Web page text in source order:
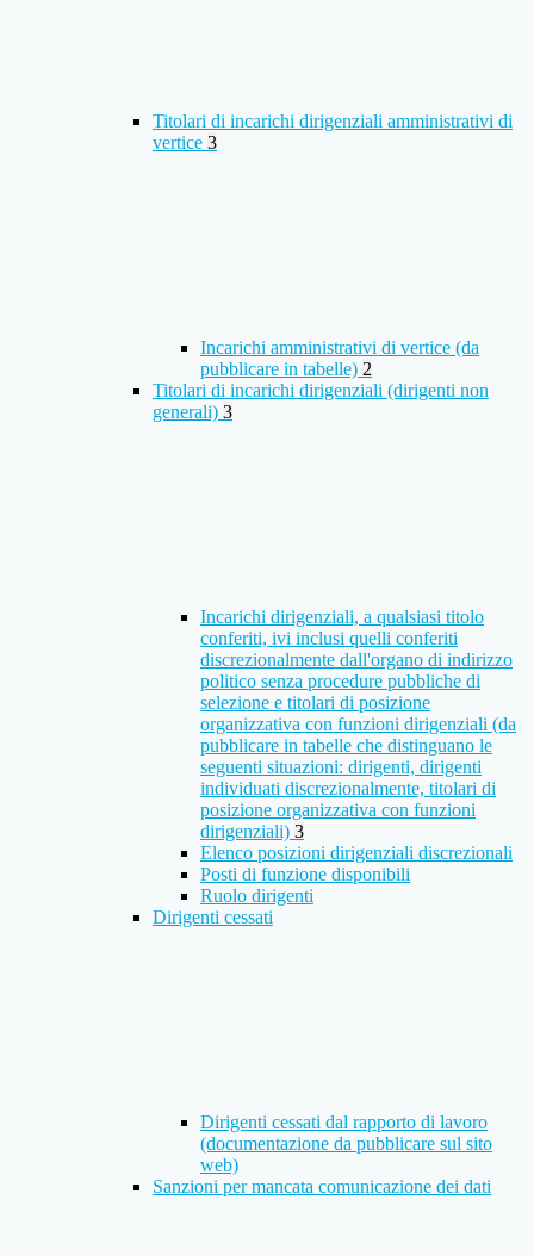
Titolari di incarichi dirigenziali amministrativi di
vertice 3
Incarichi amministrativi di vertice (da
pubblicare in tabelle) 2
Titolari di incarichi dirigenziali (dirigenti non
generali) 3
Incarichi dirigenziali, a qualsiasi titolo
conferiti, ivi inclusi quelli conferiti
discrezionalmente dall'organo di indirizzo
politico senza procedure pubbliche di
selezione e titolari di posizione
organizzativa con funzioni dirigenziali (da
pubblicare in tabelle che distinguano le
seguenti situazioni: dirigenti, dirigenti
individuati discrezionalmente, titolari di
posizione organizzativa con funzioni
dirigenziali) 3
Elenco posizioni dirigenziali discrezionali
Posti di funzione disponibili
Ruolo dirigenti
Dirigenti cessati
Dirigenti cessati dal rapporto di lavoro
(documentazione da pubblicare sul sito
web)
Sanzioni per mancata comunicazione dei dati